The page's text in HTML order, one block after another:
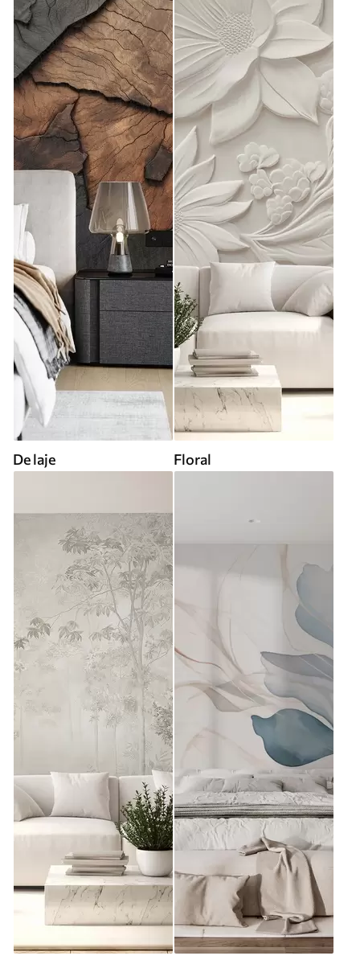
De laje Floral